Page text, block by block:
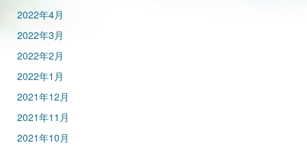
2022年4月
2022年3月
2022年2月
2022年1月
2021年12月
2021年11月
2021年10月